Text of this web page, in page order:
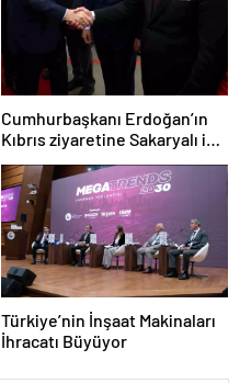
Cumhurbaşkanı Erdoğan’ın
Kıbrıs ziyaretine Sakaryalı iş
insanı da eşlik etti
Türkiye’nin İnşaat Makinaları
İhracatı Büyüyor